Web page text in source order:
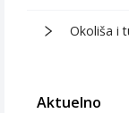
Okoliša i
Aktuelno